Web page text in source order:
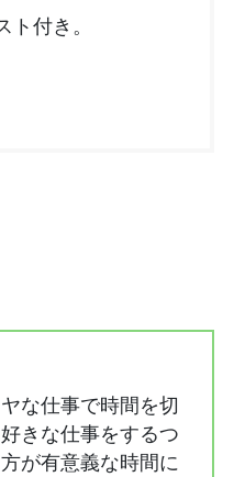
付き。
な仕事で時間を切
きな仕事をするつ
が有意義な時間に